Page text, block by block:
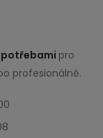
pro
profesionálně.